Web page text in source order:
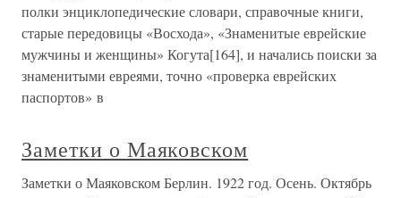
полки энциклопедические словари, справочные книги,
старые передовицы «Восхода», «Знаменитые еврейские
мужчины и женщины» Когута[164], и начались поиски за
знаменитыми евреями, точно «проверка еврейских
паспортов» в
Заметки о Маяковском
Заметки о Маяковском Берлин. 1922 год. Осень. Октябрь